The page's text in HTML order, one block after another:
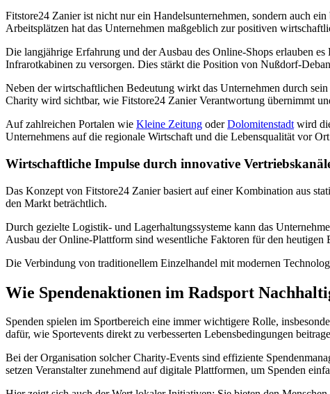
Fitstore24 Zanier ist nicht nur ein Handelsunternehmen, sondern auch
Arbeitsplätzen hat das Unternehmen maßgeblich zur positiven
Die langjährige Erfahrung und der Ausbau des Online-Shops erlauben
Infrarotkabinen zu versorgen. Dies stärkt die Position von Nußdorf-
Neben der wirtschaftlichen Bedeutung wirkt das Unternehmen durch
Charity wird sichtbar, wie Fitstore24 Zanier Verantwortung übernimmt
Auf zahlreichen Portalen wie Kleine Zeitung oderDolomitenstadt wird
Unternehmens auf die regionale Wirtschaft und die Lebensqualität vor
Wirtschaftliche Impulse durch innovative
Das Konzept von Fitstore24 Zanier basiert auf einer Kombination aus
den Markt beträchtlich.
Durch gezielte Logistik- und Lagerhaltungssysteme kann das
Ausbau der Online-Plattform sind wesentliche Faktoren für den
Die Verbindung von traditionellem Einzelhandel mit modernen
Wie Spendenaktionen im Radsport
Spenden spielen im Sportbereich eine immer wichtigere Rolle,
dafür, wie Sportevents direkt zu verbesserten Lebensbedingungen
Bei der Organisation solcher Charity-Events sind effiziente
setzen Veranstalter zunehmend auf digitale Plattformen, um Spenden